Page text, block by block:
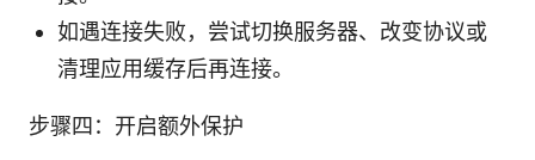
如遇连接失败，尝试切换服务器、改变协议或
清理应用缓存后再连接。
步骤四：开启额外保护